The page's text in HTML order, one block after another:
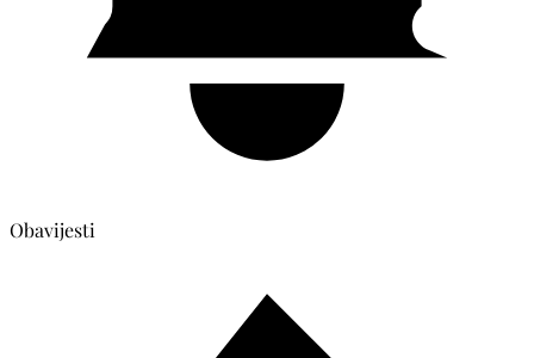
Obavijesti